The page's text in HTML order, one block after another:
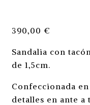
390,00 €
Sandalia con
de 1,5cm.
Confeccionada
detalles en ante a